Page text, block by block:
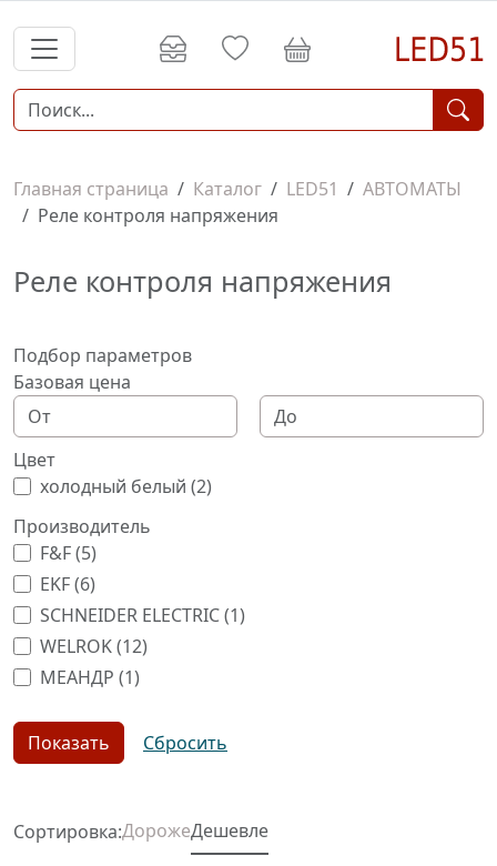
Главная страница Каталог LED51
АВТОМАТЫ
Реле контроля напряжения
Реле контроля напряжения
Подбор параметров
Базовая цена
Цвет
холодный белый (2)
Производитель
F&F (5)
EKF (6)
SCHNEIDER ELECTRIC (1)
WELROK (12)
МЕАНДР (1)
Сортировка:ДорожеДешевле